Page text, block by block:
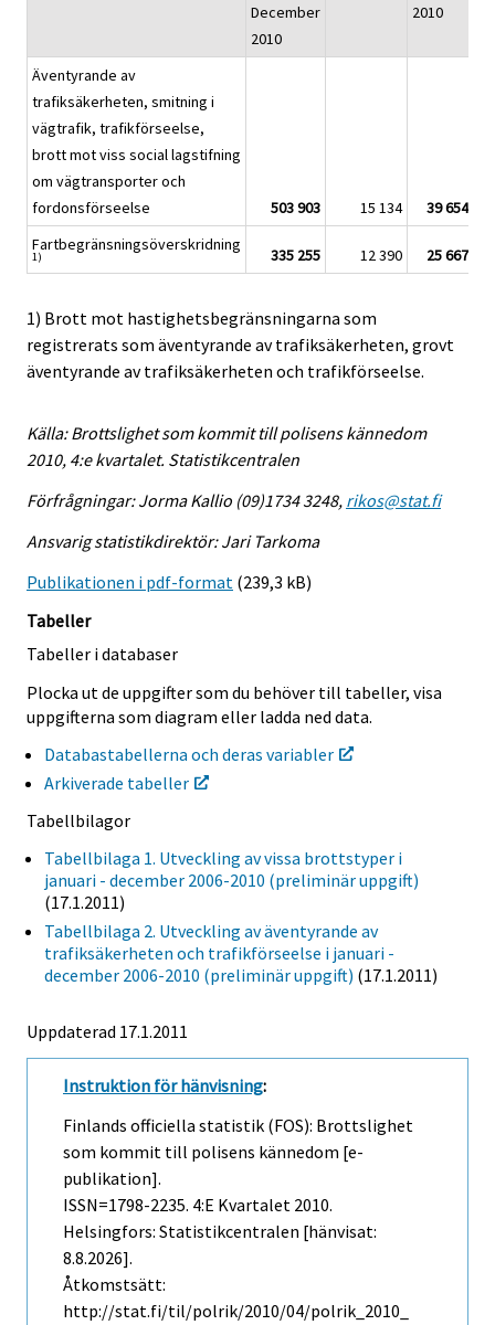
December
2010
2010
Äventyrande av
trafiksäkerheten, smitning i
vägtrafik, trafikförseelse,
brott mot viss social lagstifning
om vägtransporter och
fordonsförseelse
503 903 15 134
39 654
Fartbegränsningsöverskridning
1) 335 255 12 390 25 667
1) Brott mot hastighetsbegränsningarna som
registrerats som äventyrande av trafiksäkerheten, grovt
äventyrande av trafiksäkerheten och trafikförseelse.
Källa: Brottslighet som kommit till polisens kännedom
2010, 4:e kvartalet. Statistikcentralen
Förfrågningar: Jorma Kallio (09)1734 3248, rikos@stat.fi
Ansvarig statistikdirektör: Jari Tarkoma
Publikationen i pdf-format (239,3 kB)
Tabeller
Tabeller i databaser
Plocka ut de uppgifter som du behöver till tabeller, visa
uppgifterna som diagram eller ladda ned data.
Databastabellerna och deras variabler
Arkiverade tabeller
Tabellbilagor
Tabellbilaga 1. Utveckling av vissa brottstyper i
januari - december 2006-2010 (preliminär uppgift)
(17.1.2011)
Tabellbilaga 2. Utveckling av äventyrande av
trafiksäkerheten och trafikförseelse i januari -
december 2006-2010 (preliminär uppgift) (17.1.2011)
Uppdaterad 17.1.2011
Instruktion för hänvisning:
Finlands officiella statistik (FOS): Brottslighet
som kommit till polisens kännedom [e-
publikation].
ISSN=1798-2235. 4:e Kvartalet 2010.
Helsingfors: Statistikcentralen [hänvisat:
8.8.2026].
Åtkomstsätt:
http://stat.fi/til/polrik/2010/04/polrik_2010_